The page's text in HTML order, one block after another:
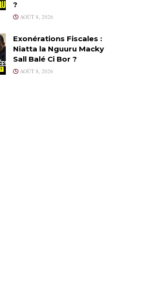
?
AOÛT 8, 2026
Exonérations Fiscales :
Niatta la Nguuru Macky
Sall Balé Ci Bor ?
AOÛT 8, 2026